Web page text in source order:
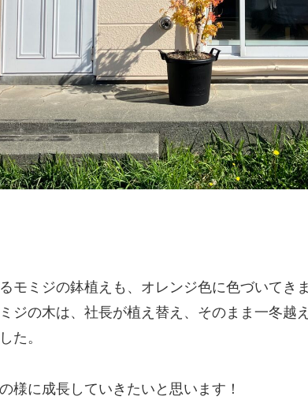
モミジの鉢植えも、オレンジ色に色づいてきま
ジの木は、社長が植え替え、そのまま一冬越
た。
様に成長していきたいと思います！